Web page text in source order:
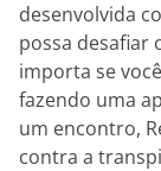
desenvolvida
possa desafiar
importa se
fazendo uma
um encontro,
contra a